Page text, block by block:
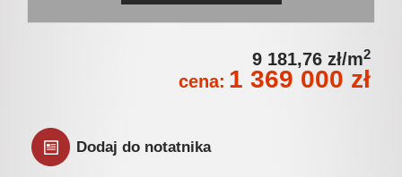
9 181,76 zł/m2
cena: 1 369 000 zł
Dodaj do notatnika